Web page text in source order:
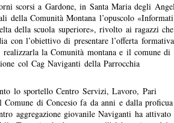
scorsi a Gardone, in Santa Maria degli
della Comunità Montana l’opuscolo
della scuola superiore», rivolto ai ragazzi che
con l’obiettivo di presentare l’offerta formativa
la Comunità montana e il comune di
col Cag Naviganti della Parrocchia
lo sportello Centro Servizi, Lavoro, Pari
di Concesio fa da anni e dalla proficua
aggregazione giovanile Naviganti ha attivato